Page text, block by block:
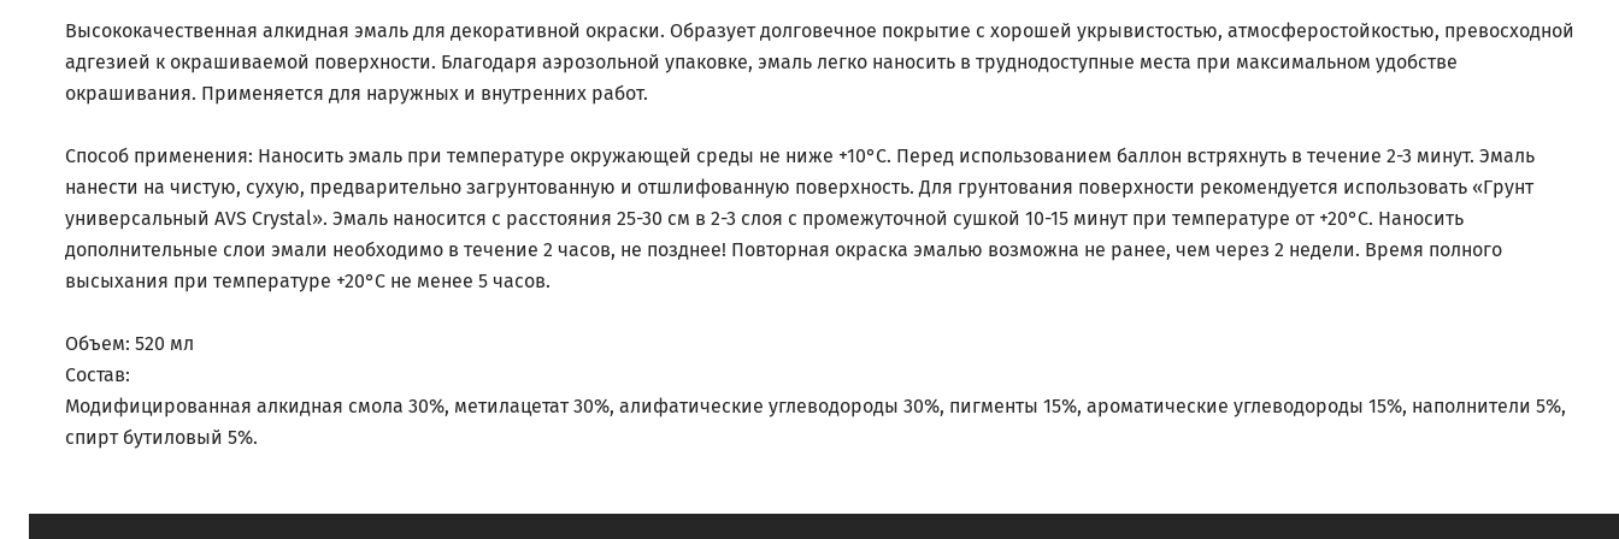
Высококачественная алкидная эмаль для декоративной окраски. Образует долговечное покрытие с хорошей укрывистостью, атмосферостойкостью, превосходной
адгезией к окрашиваемой поверхности. Благодаря аэрозольной упаковке, эмаль легко наносить в труднодоступные места при максимальном удобстве
окрашивания. Применяется для наружных и внутренних работ.
Способ применения: Наносить эмаль при температуре окружающей среды не ниже +10°С. Перед использованием баллон встряхнуть в течение 2-3 минут. Эмаль
нанести на чистую, сухую, предварительно загрунтованную и отшлифованную поверхность. Для грунтования поверхности рекомендуется использовать «Грунт
универсальный AVS Crystal». Эмаль наносится с расстояния 25-30 см в 2-3 слоя с промежуточной сушкой 10-15 минут при температуре от +20°С. Наносить
дополнительные слои эмали необходимо в течение 2 часов, не позднее! Повторная окраска эмалью возможна не ранее, чем через 2 недели. Время полного
высыхания при температуре +20°С не менее 5 часов.
Объем: 520 мл
Состав:
Модифицированная алкидная смола 30%, метилацетат 30%, алифатические углеводороды 30%, пигменты 15%, ароматические углеводороды 15%, наполнители 5%,
спирт бутиловый 5%.